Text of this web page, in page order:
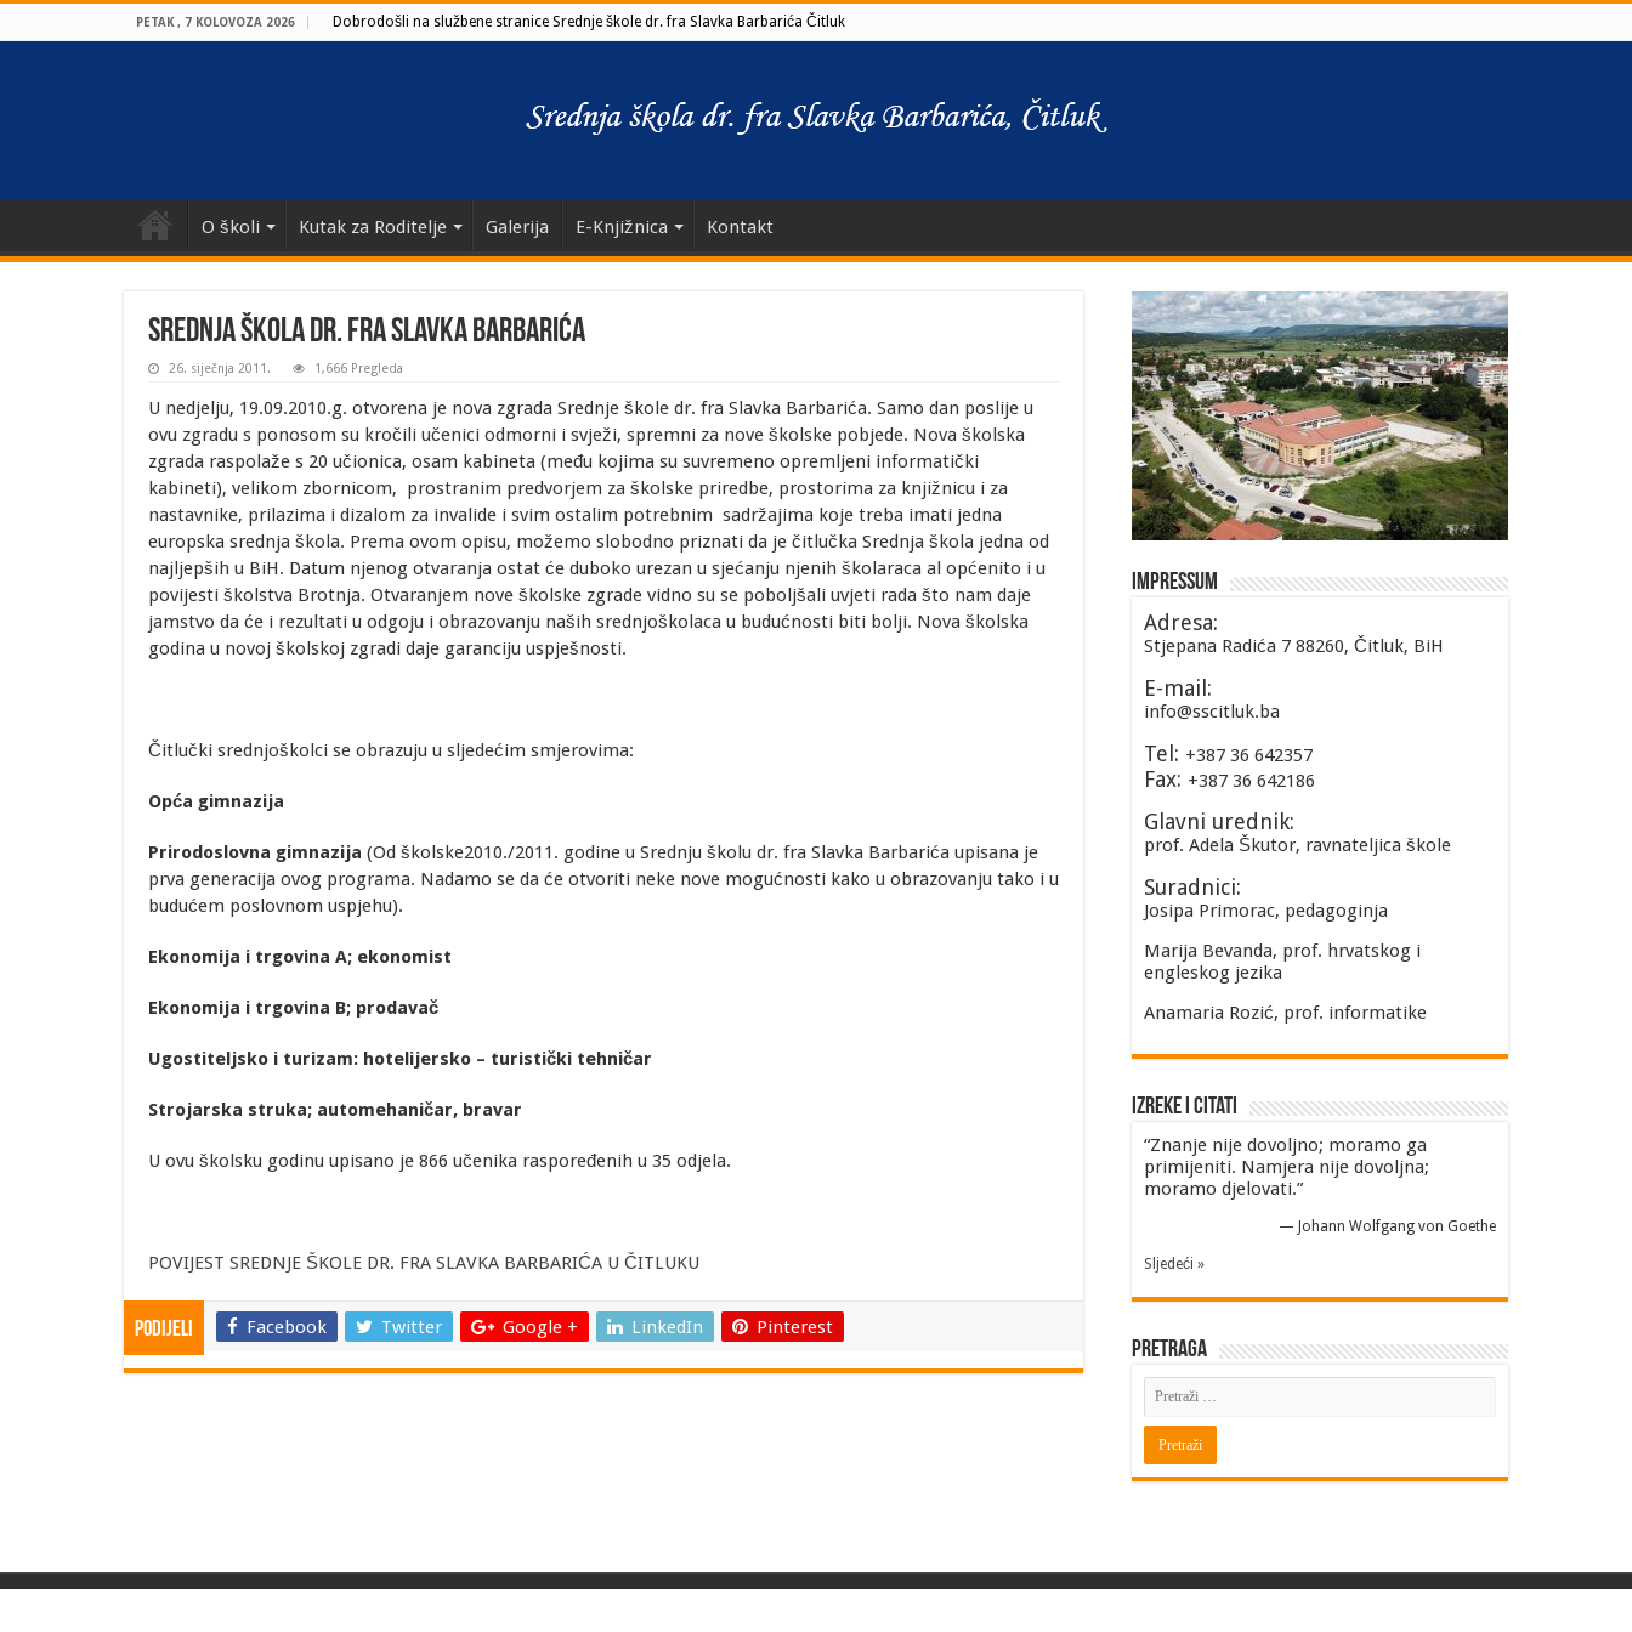
PETAK , 7 KOLOVOZA 2026 Dobrodošli na službene stranice Srednje škole dr. fra Slavka Barbarića Čitluk
O školi Kutak za Roditelje Galerija E-Knjižnica Kontakt
Srednja škola dr. fra Slavka Barbarića
26. siječnja 2011. 1,666 Pregleda
U nedjelju, 19.09.2010.g. otvorena je nova zgrada Srednje škole dr. fra Slavka Barbarića. Samo dan poslije u
ovu zgradu s ponosom su kročili učenici odmorni i svježi, spremni za nove školske pobjede. Nova školska
zgrada raspolaže s 20 učionica, osam kabineta (među kojima su suvremeno opremljeni informatički
kabineti), velikom zbornicom, prostranim predvorjem za školske priredbe, prostorima za knjižnicu i za
nastavnike, prilazima i dizalom za invalide i svim ostalim potrebnim sadržajima koje treba imati jedna
europska srednja škola. Prema ovom opisu, možemo slobodno priznati da je čitlučka Srednja škola jedna od
najljepših u BiH. Datum njenog otvaranja ostat će duboko urezan u sjećanju njenih školaraca al općenito i u
povijesti školstva Brotnja. Otvaranjem nove školske zgrade vidno su se poboljšali uvjeti rada što nam daje
jamstvo da će i rezultati u odgoju i obrazovanju naših srednjoškolaca u budućnosti biti bolji. Nova školska
godina u novoj školskoj zgradi daje garanciju uspješnosti.
Čitlučki srednjoškolci se obrazuju u sljedećim smjerovima:
Opća gimnazija
Prirodoslovna gimnazija (Od školske2010./2011. godine u Srednju školu dr. fra Slavka Barbarića upisana je
prva generacija ovog programa. Nadamo se da će otvoriti neke nove mogućnosti kako u obrazovanju tako i u
budućem poslovnom uspjehu).
Ekonomija i trgovina A; ekonomist
Ekonomija i trgovina B; prodavač
Ugostiteljsko i turizam: hotelijersko – turistički tehničar
Strojarska struka; automehaničar, bravar
U ovu školsku godinu upisano je 866 učenika raspoređenih u 35 odjela.
POVIJEST SREDNJE ŠKOLE DR. FRA SLAVKA BARBARIĆA U ČITLUKU
Podijeli Facebook Twitter Google + LinkedIn Pinterest
Impressum
Adresa:
Stjepana Radića 7 88260, Čitluk, BiH
E-mail:
info@sscitluk.ba
Tel: +387 36 642357
Fax: +387 36 642186
Glavni urednik:
prof. Adela Škutor, ravnateljica škole
Suradnici:
Josipa Primorac, pedagoginja
Marija Bevanda, prof. hrvatskog i
engleskog jezika
Anamaria Rozić, prof. informatike
Izreke i Citati
“Znanje nije dovoljno; moramo ga
primijeniti. Namjera nije dovoljna;
moramo djelovati.”
— Johann Wolfgang von Goethe
Sljedeći »
Pretraga